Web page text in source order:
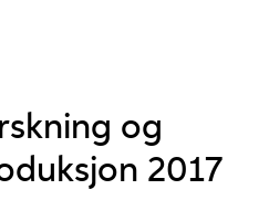
og
2017